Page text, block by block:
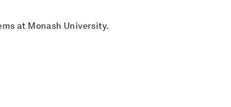
at Monash University.